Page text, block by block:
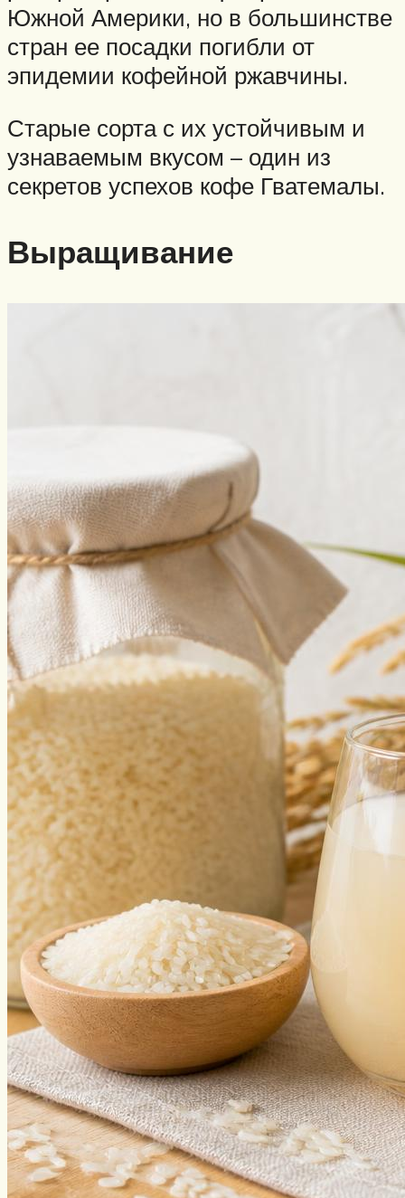
Южной Америки, но в большинстве
стран ее посадки погибли от
эпидемии кофейной ржавчины.
Старые сорта с их устойчивым и
узнаваемым вкусом – один из
секретов успехов кофе Гватемалы.
Выращивание